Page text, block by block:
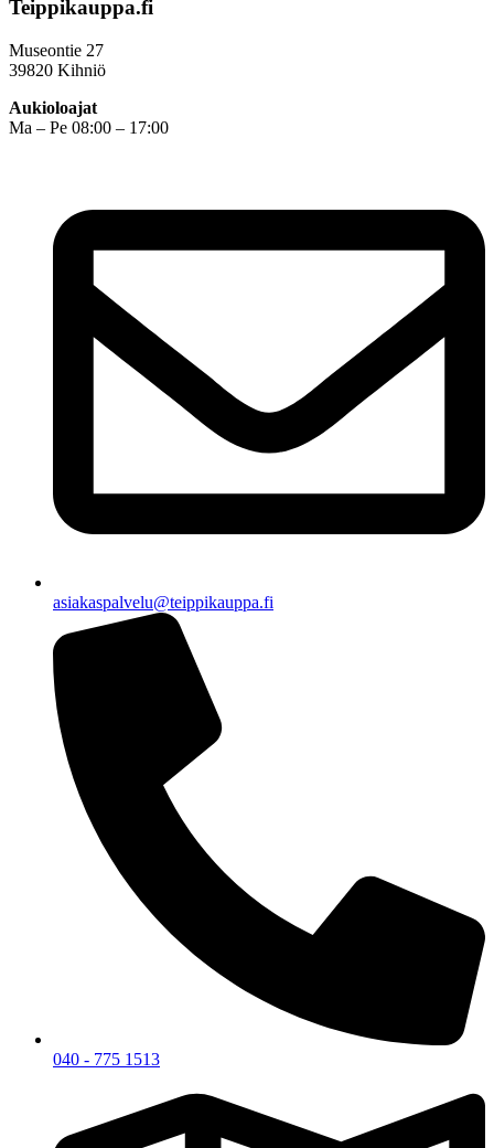
Teippikauppa.fi
Museontie 27
39820 Kihniö
Aukioloajat
Ma – Pe 08:00 – 17:00
asiakaspalvelu@teippikauppa.fi
040 - 775 1513